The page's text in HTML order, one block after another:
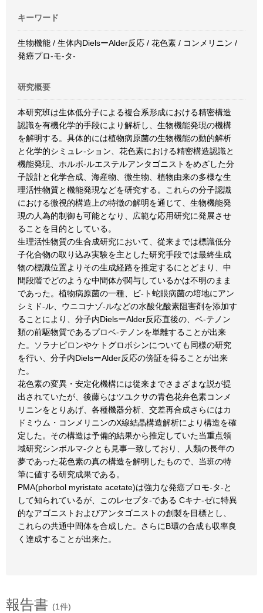
キーワード
生物機能 / 生体内DielsーAlder反応 / 花色素 / コンメリニン /
発癌プロ-モ-タ-
研究概要
本研究班は生体低分子による複合系形成における精密構造
認識を有機化学的手段により解析し、生物機能発現の機構
を解明する。具体的には植物病原菌の生物機能の動的解析
と化学的シミュレ-ション、花色素における精密構造認識と
機能発現、ホルボ-ルエステルアンタゴニストをめざした分
子設計と化学合成、海産物、微生物、植物由来の多様な生
理活性物質と機能発現などを研究する。これらの分子認識
における微視的構造上の特徴の解明を通じて、生物機能発
現の人為的制御も可能となり、広範な応用研究に発展させ
ることを目的としている。
生理活性物質の生合成研究において、從来までは標識低分
子化合物の取り込み実験を主とした研究手段では最終生成
物の標識位置よりその生成経路を推定するにとどまり、中
間段階でどのような中間体が関与しているかは不明のまま
であった。植物病原菌の一種、ビ-ト蛇眼病菌の培地にアン
シミド-ル、ウニコナゾ-ルなどの水酸化酸素阻害剤を添加す
ることにより、分子内DielsーAlder反応直後の、ベ-テノン
類の前駆物質であるプロベ-テノンを単離することが出来
た。ソラナピロンやケトグロボシンについても同様の研究
を行い、分子内DielsーAlder反応の傍証を得ることが出来
た。
花色素の変異・安定化機構には從来までさまざまな説が提
出されていたが、後藤らはツユクサの青色花弁色素コンメ
リニンをとりあげ、各種機器分析、交差再合成さらにはカ
ドミウム・コンメリニンのX線結晶構造解析により構造を確
定した。その構造は予備的結果から推定していた当重点領
域研究シンボルマ-クとも見事一致しており、人類の長年の
夢であった花色素の真の構造を解明したもので、当班の特
筆に値する研究成果である。
PMA(phorbol myristate acetate)は強力な発癌プロモ-タ-と
して知られているが、このレセプタ-である Cキナ-ゼに特異
的なアゴニストおよびアンタゴニストの創製を目標とし、
これらの共通中間体を合成した。さらにB環の合成も収率良
く達成することが出来た。
報告書 (1件)